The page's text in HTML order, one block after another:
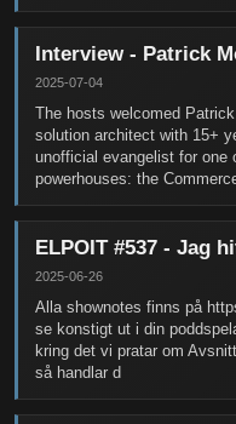
Interview - Patrick
2025-07-04
The hosts welcomed
solution architect with 15+
unofficial evangelist for one
powerhouses: the
ELPOIT #537 - Jag
2025-06-26
Alla shownotes finns på
se konstigt ut i din
kring det vi pratar om
så handlar d